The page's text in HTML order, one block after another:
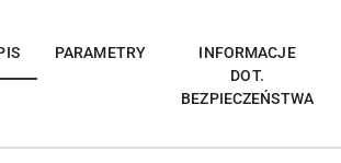
PARAMETRY
INFORMACJE
DOT.
BEZPIECZEŃSTWA